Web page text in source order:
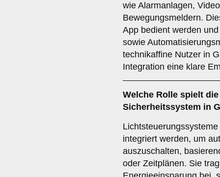
wie Alarmanlagen,
Bewegungsmeldern.
App bedient werden
sowie
technikaffine Nutzer in
Integration eine klare
Welche Rolle spielt
Sicherheitssystem in
integriert werden, um
auszuschalten,
oder Zeitplänen. Sie